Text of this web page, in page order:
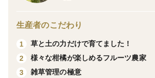
園地全体を完全に農薬散布は行わず、
ちろん除草剤は使用せずに栽培を行い
ワックスなども一切使用していません
生産者のこだわり
1
草と土の力だけで育てました！
2
様々な柑橘が楽しめるフルーツ農家
3
雑草管理の極意